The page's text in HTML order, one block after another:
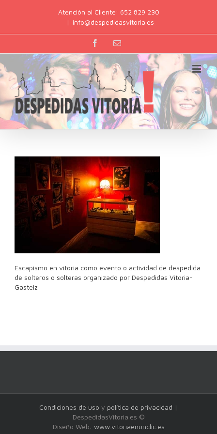
Atención al Cliente: 652 829 230
| info@despedidasvitoria.es
Escapismo en vitoria como evento o actividad de despedida
de solteros o solteras organizado por Despedidas Vitoria-
Gasteiz
Condiciones de uso y política de privacidad |
DespedidasVitoria.es ©
Diseño Web: www.vitoriaenunclic.es